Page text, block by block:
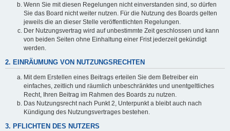
Wenn Sie mit diesen Regelungen nicht einverstanden sind, so dürfen
Sie das Board nicht weiter nutzen. Für die Nutzung des Boards gelten
jeweils die an dieser Stelle veröffentlichten Regelungen.
Der Nutzungsvertrag wird auf unbestimmte Zeit geschlossen und kann
von beiden Seiten ohne Einhaltung einer Frist jederzeit gekündigt
werden.
2. EINRÄUMUNG VON NUTZUNGSRECHTEN
Mit dem Erstellen eines Beitrags erteilen Sie dem Betreiber ein
einfaches, zeitlich und räumlich unbeschränktes und unentgeltliches
Recht, Ihren Beitrag im Rahmen des Boards zu nutzen.
Das Nutzungsrecht nach Punkt 2, Unterpunkt a bleibt auch nach
Kündigung des Nutzungsvertrages bestehen.
3. PFLICHTEN DES NUTZERS